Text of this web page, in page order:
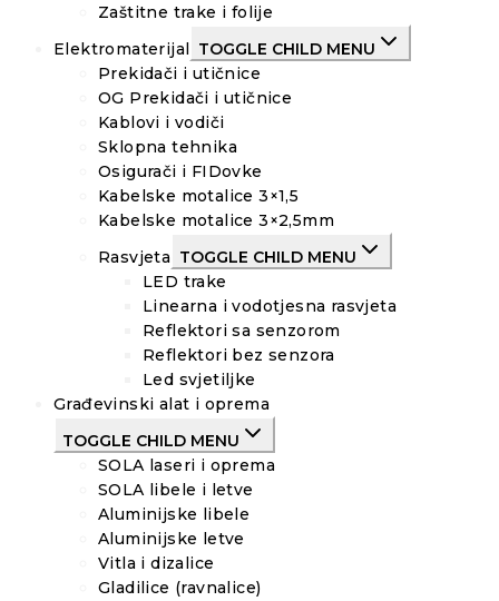
Zaštitne trake i folije
Elektromaterijal
TOGGLE CHILD MENU
Prekidači i utičnice
OG Prekidači i utičnice
Kablovi i vodiči
Sklopna tehnika
Osigurači i FIDovke
Kabelske motalice 3×1,5
Kabelske motalice 3×2,5mm
Rasvjeta TOGGLE CHILD MENU
LED trake
Linearna i vodotjesna rasvjeta
Reflektori sa senzorom
Reflektori bez senzora
Led svjetiljke
Građevinski alat i oprema
TOGGLE CHILD MENU
SOLA laseri i oprema
SOLA libele i letve
Aluminijske libele
Aluminijske letve
Vitla i dizalice
Gladilice (ravnalice)